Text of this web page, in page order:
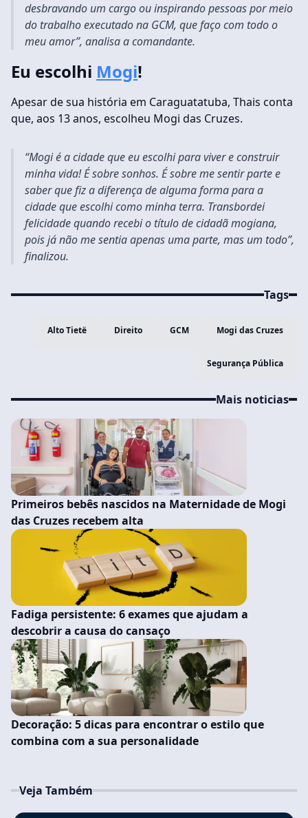
desbravando um cargo ou inspirando pessoas por meio
do trabalho executado na GCM, que faço com todo o
meu amor”, analisa a comandante.
Eu escolhi Mogi!
Apesar de sua história em Caraguatatuba, Thais conta
que, aos 13 anos, escolheu Mogi das Cruzes.
“Mogi é a cidade que eu escolhi para viver e construir
minha vida! É sobre sonhos. É sobre me sentir parte e
saber que fiz a diferença de alguma forma para a
cidade que escolhi como minha terra. Transbordei
felicidade quando recebi o título de cidadã mogiana,
pois já não me sentia apenas uma parte, mas um todo”,
finalizou.
Tags
Alto Tietë Direito GCM Mogi das Cruzes
Segurança Pública
Mais noticias
Primeiros bebês nascidos na Maternidade de Mogi
das Cruzes recebem alta
Fadiga persistente: 6 exames que ajudam a
descobrir a causa do cansaço
Decoração: 5 dicas para encontrar o estilo que
combina com a sua personalidade
Veja Também